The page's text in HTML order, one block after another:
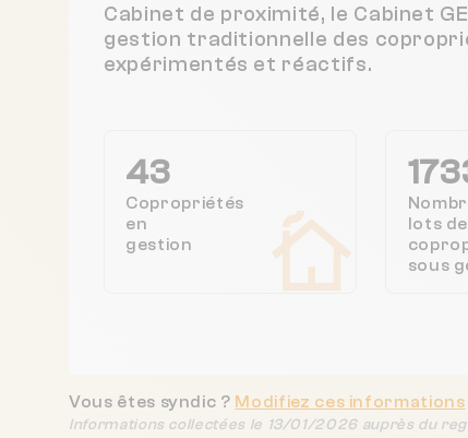
Cabinet de proximité, le Cabinet
gestion traditionnelle des
expérimentés et réactifs.
43
Copropriétés
en
gestion
lots de
sous
Vous êtes syndic ? Modifiez ces informations
Informations collectées le 13/01/2026 auprès du